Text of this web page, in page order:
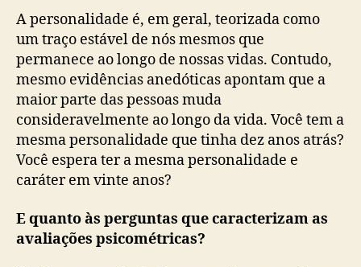
A personalidade é, em geral, teorizada como
um traço estável de nós mesmos que
permanece ao longo de nossas vidas. Contudo,
mesmo evidências anedóticas apontam que a
maior parte das pessoas muda
consideravelmente ao longo da vida. Você tem a
mesma personalidade que tinha dez anos atrás?
Você espera ter a mesma personalidade e
caráter em vinte anos?
E quanto às perguntas que caracterizam as
avaliações psicométricas?